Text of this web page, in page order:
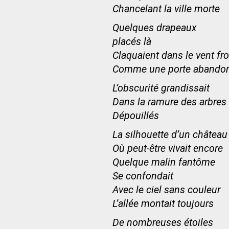
Chancelant la ville morte
Quelques drapeaux
placés là
Claquaient dans le vent
Comme une porte
L’obscurité grandissait
Dans la ramure des arbres
Dépouillés
La silhouette d’un château
Où peut-être vivait encore
Quelque malin fantôme
Se confondait
Avec le ciel sans couleur
L’allée montait toujours
De nombreuses étoiles